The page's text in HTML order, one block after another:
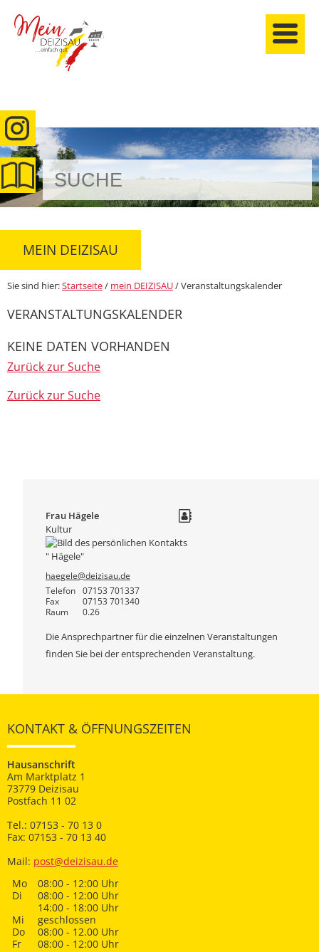
anmelden
MEIN DEIZISAU
Sie sind hier:Startseite/ mein DEIZISAU/Veranstaltungskalender
VERANSTALTUNGSKALENDER
KEINE DATEN VORHANDEN
Zurück zur Suche
Zurück zur Suche
Frau Hägele
Kultur
haegele@deizisau.de
Telefon
07153 701337
Fax 07153 701340
Raum 0.26
Die Ansprechpartner für die einzelnen Veranstaltungen
finden Sie bei der entsprechenden Veranstaltung.
KONTAKT & ÖFFNUNGSZEITEN
Hausanschrift
Am Marktplatz 1
73779 Deizisau
Postfach 11 02
Tel.: 07153 - 70 13 0
Fax: 07153 - 70 13 40
Mail: post@deizisau.de
Mo
08:00 - 12:00 Uhr
Di
08:00 - 12:00 Uhr
14:00 - 18:00 Uhr
Mi
geschlossen
Do
08:00 - 12.00 Uhr
Fr
08:00 - 12:00 Uhr